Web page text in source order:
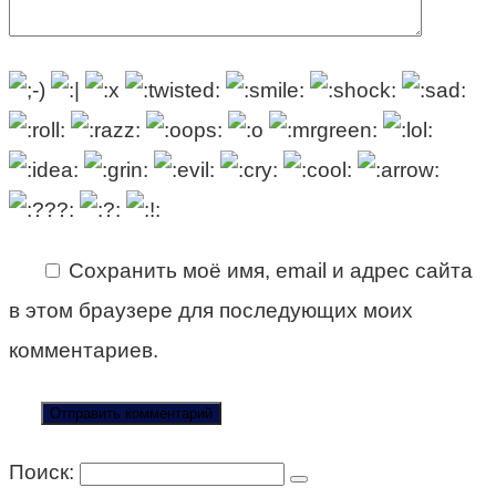
Сохранить моё имя, email и адрес сайта
в этом браузере для последующих моих
комментариев.
Поиск: